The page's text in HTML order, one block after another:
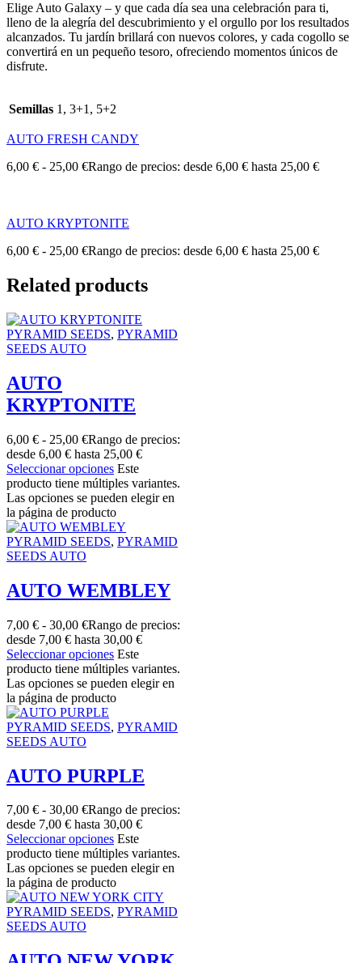
Elige Auto Galaxy – y que cada día sea una celebración para ti,
lleno de la alegría del descubrimiento y el orgullo por los resultados
alcanzados. Tu jardín brillará con nuevos colores, y cada cogollo se
convertirá en un pequeño tesoro, ofreciendo momentos únicos de
disfrute.
Semillas 1, 3+1, 5+2
AUTO FRESH CANDY
6,00 € - 25,00 €Rango de precios: desde 6,00 € hasta 25,00 €
AUTO KRYPTONITE
6,00 € - 25,00 €Rango de precios: desde 6,00 € hasta 25,00 €
Related products
PYRAMID SEEDS, PYRAMID
SEEDS AUTO
AUTO
KRYPTONITE
6,00 € - 25,00 €Rango de precios:
desde 6,00 € hasta 25,00 €
Seleccionar opciones Este
producto tiene múltiples variantes.
Las opciones se pueden elegir en
la página de producto
PYRAMID SEEDS, PYRAMID
SEEDS AUTO
AUTO WEMBLEY
7,00 € - 30,00 €Rango de precios:
desde 7,00 € hasta 30,00 €
Seleccionar opciones Este
producto tiene múltiples variantes.
Las opciones se pueden elegir en
la página de producto
PYRAMID SEEDS, PYRAMID
SEEDS AUTO
AUTO PURPLE
7,00 € - 30,00 €Rango de precios:
desde 7,00 € hasta 30,00 €
Seleccionar opciones Este
producto tiene múltiples variantes.
Las opciones se pueden elegir en
la página de producto
PYRAMID SEEDS, PYRAMID
SEEDS AUTO